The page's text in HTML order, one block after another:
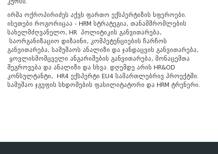
ირმა ოქროპირიძეს აქვს ფართო ექსპერტიზის სფეროები.
ისეთები როგორიცაა - HRM სტრატეგია, თანამშრომლების
სახელმძღვანელო, HR პოლიტიკის განვითარება,
საორგანიზაციო დიზაინი, კომპეტენციების ჩარჩოს
განვითარება, სამუშაოს ანალიზი და ჯანდაცვის განვითარება,
ყოვლისმომცველი ანგარიშების განვითარება, მონაცემთა
შეგროვება და ანალიზი და სხვა. დღემდე არის HR&OD
კონსულტანტი, HR4 ექსპერტი EU4 სამართლებრივ პროექტში.
სამუშაო ჯგუფის სხდომების ფასილიტატორი და HRM ტრენერი.